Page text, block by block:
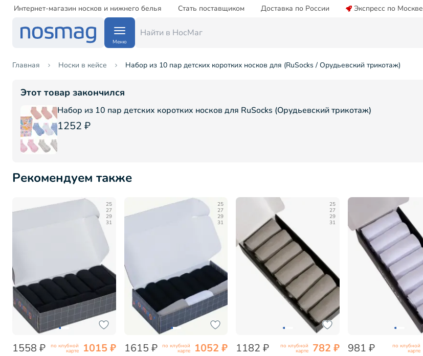
Интернет-магазин носков и нижнего белья Стать поставщиком Доставка по России Экспресс по Москве
Меню
Главная Носки в кейсе Набор из 10 пар детских коротких носков для (RuSocks / Орудьевский трикотаж)
Этот товар закончился
Набор из 10 пар детских коротких носков для RuSocks (Орудьевский трикотаж)
1252 ₽
Рекомендуем также
25
27
29
31
1558 ₽ по клубной
карте 1015 ₽
25
27
29
31
1615 ₽ по клубной
карте 1052 ₽
25
27
29
31
1182 ₽ по клубной
карте 782 ₽ 981 ₽ по клубной
карте